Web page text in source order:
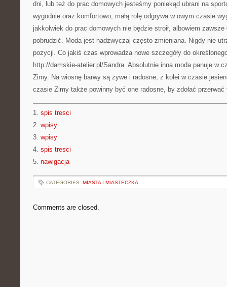
dni, lub też do prac domowych jesteśmy poniekąd ubrani na
wygodnie oraz komfortowo, małą rolę odgrywa w owym czasie
jakkolwiek do prac domowych nie będzie stroił, albowiem zawsze
pobrudzić. Moda jest nadzwyczaj często zmieniana. Nigdy nie
pozycji. Co jakiś czas wprowadza nowe szczegóły do
http://damskie-atelier.pl/Sandra. Absolutnie inna moda panuje w
Zimy. Na wiosnę barwy są żywe i radosne, z kolei w czasie
czasie Zimy także powinny być one radosne, by zdołać
1. spis tresci
2. wpisy
3. wpisy
4. spis tresci
5. nawigacja
CATEGORIES: MIASTA I MIASTECZKA
Comments are closed.